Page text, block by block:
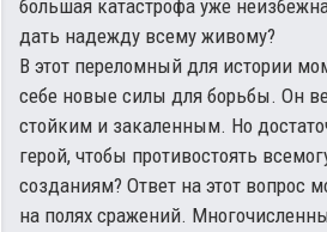
большая катастрофа уже
дать надежду всему живому?
В этот переломный для истории
себе новые силы для борьбы. Он
стойким и закаленным. Но
герой, чтобы противостоять
созданиям? Ответ на этот вопрос
на полях сражений.